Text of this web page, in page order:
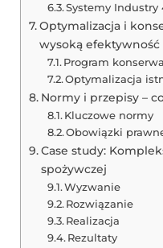
Systemy Industry
Optymalizacja i
wysoką efektywność
Program
Optymalizacja
Normy i przepisy –
Kluczowe normy
Obowiązki
Case study:
spożywczej
Wyzwanie
Rozwiązanie
Realizacja
Rezultaty